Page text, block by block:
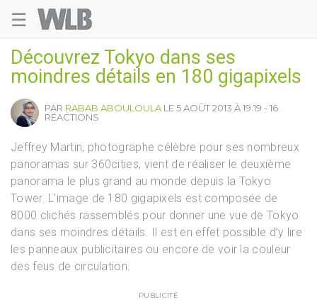
☰
Découvrez Tokyo dans ses
moindres détails en 180 gigapixels
PAR RABAB ABOULOULA LE 5 AOÛT 2013 À 19:19 - 16
RÉACTIONS
Jeffrey Martin, photographe célèbre pour ses nombreux
panoramas sur 360cities, vient de réaliser le deuxième
panorama le plus grand au monde depuis la Tokyo
Tower. L’image de 180 gigapixels est composée de
8000 clichés rassemblés pour donner une vue de Tokyo
dans ses moindres détails. Il est en effet possible d’y lire
les panneaux publicitaires ou encore de voir la couleur
des feus de circulation.
PUBLICITÉ